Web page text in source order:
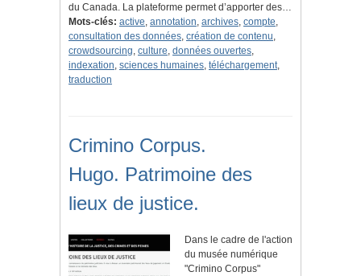
du Canada. La plateforme permet d’apporter des…
Mots-clés: active, annotation, archives, compte,
consultation des données, création de contenu,
crowdsourcing, culture, données ouvertes,
indexation, sciences humaines, téléchargement,
traduction
Crimino Corpus.
Hugo. Patrimoine des
lieux de justice.
Dans le cadre de l'action
du musée numérique
"Crimino Corpus"